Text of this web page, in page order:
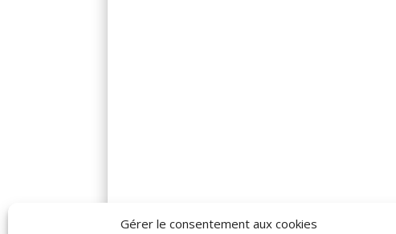
Gérer le consentement aux cookies